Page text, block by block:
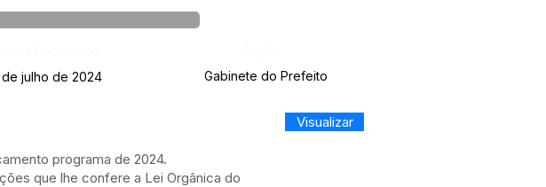
de julho de 2024 Gabinete do Prefeito
programa de 2024.
que lhe confere a Lei Orgânica do
Visualizar